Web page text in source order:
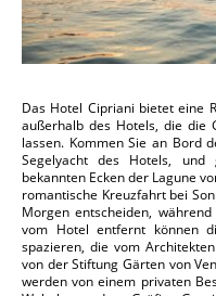
Das Hotel Cipriani bietet eine
außerhalb des Hotels, die die
lassen. Kommen Sie an Bord
Segelyacht des Hotels,
bekannten Ecken der Lagune
romantische Kreuzfahrt bei
Morgen entscheiden,
vom Hotel entfernt können
spazieren, die vom
von der Stiftung Gärten von
werden von einem privaten